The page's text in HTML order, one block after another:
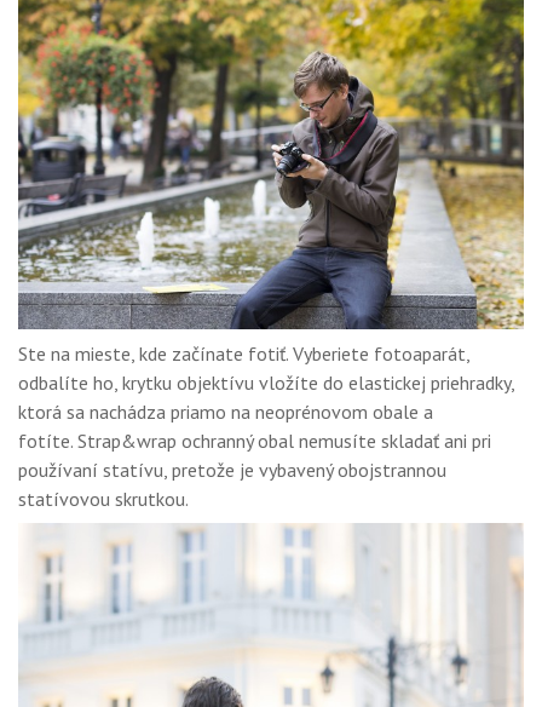
Ste na mieste, kde začínate fotiť. Vyberiete fotoaparát,
odbalíte ho, krytku objektívu vložíte do elastickej priehradky,
ktorá sa nachádza priamo na neoprénovom obale a
fotíte. Strap&wrap ochranný obal nemusíte skladať ani pri
používaní statívu, pretože je vybavený obojstrannou
statívovou skrutkou.